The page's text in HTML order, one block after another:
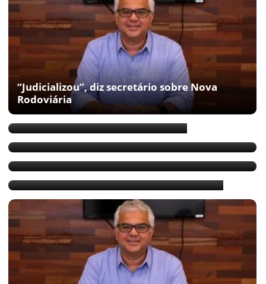
“Judicializou”, diz secretário sobre Nova
Rodoviária
“Esse assunto está judicializado”
Área da nova rodoviária é “grilada”, diz
Guanabara
Líder da Sedur fala sobre desemprego em
Salvador
Sedur também respondeu Carlos Muniz